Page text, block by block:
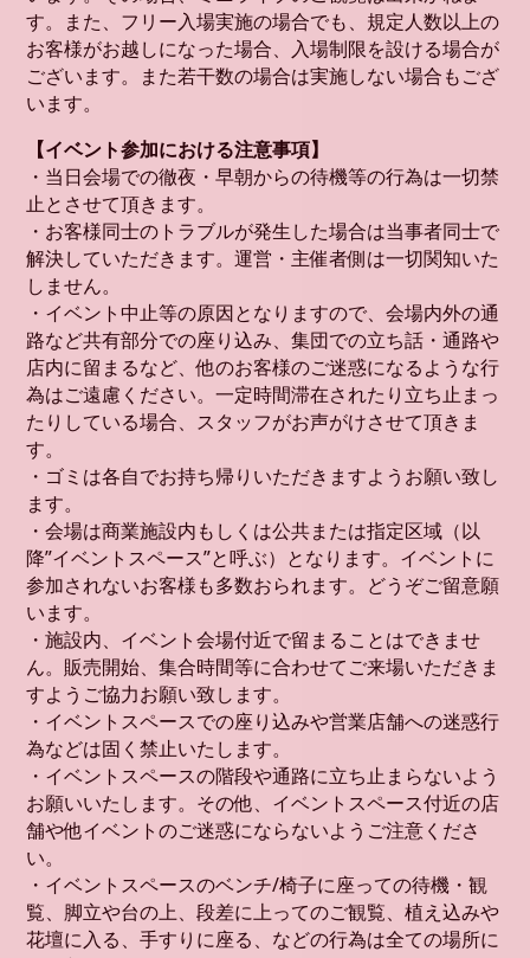
す。また、フリー入場実施の場合でも、規定人数以上の
お客様がお越しになった場合、入場制限を設ける場合が
ございます。また若干数の場合は実施しない場合もござ
います。
【イベント参加における注意事項】
・当日会場での徹夜・早朝からの待機等の行為は一切禁
止とさせて頂きます。
・お客様同士のトラブルが発生した場合は当事者同士で
解決していただきます。運営・主催者側は一切関知いた
しません。
・イベント中止等の原因となりますので、会場内外の通
路など共有部分での座り込み、集団での立ち話・通路や
店内に留まるなど、他のお客様のご迷惑になるような行
為はご遠慮ください。一定時間滞在されたり立ち止まっ
たりしている場合、スタッフがお声がけさせて頂きま
す。
・ゴミは各自でお持ち帰りいただきますようお願い致し
ます。
・会場は商業施設内もしくは公共または指定区域（以
降”イベントスペース”と呼ぶ）となります。イベントに
参加されないお客様も多数おられます。どうぞご留意願
います。
・施設内、イベント会場付近で留まることはできませ
ん。販売開始、集合時間等に合わせてご来場いただきま
すようご協力お願い致します。
・イベントスペースでの座り込みや営業店舗への迷惑行
為などは固く禁止いたします。
・イベントスペースの階段や通路に立ち止まらないよう
お願いいたします。その他、イベントスペース付近の店
舗や他イベントのご迷惑にならないようご注意くださ
い。
・イベントスペースのベンチ/椅子に座っての待機・観
覧、脚立や台の上、段差に上ってのご観覧、植え込みや
花壇に入る、手すりに座る、などの行為は全ての場所に